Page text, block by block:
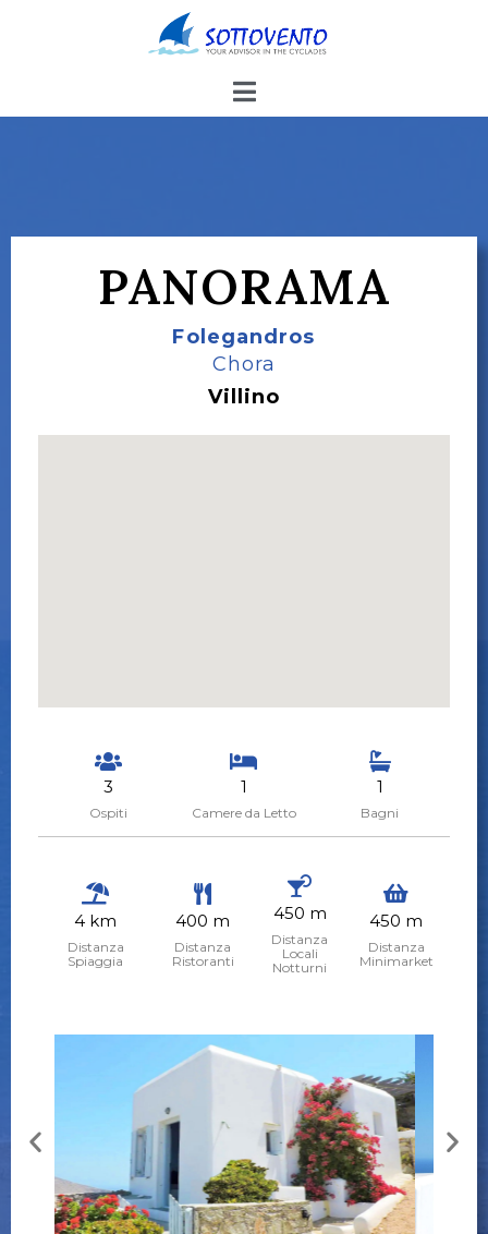
PANORAMA
Folegandros
Chora
Villino
3
Ospiti
1
Camere da Letto
1
Bagni
4 km
Distanza
Spiaggia
400 m
Distanza
Ristoranti
450 m
Distanza
Locali
Notturni
450 m
Distanza
Minimarket